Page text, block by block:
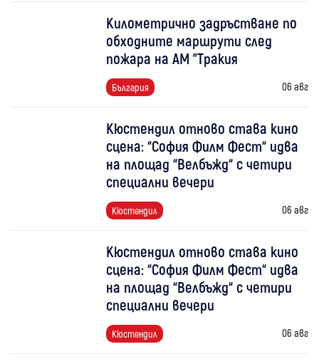
Километрично задръстване по
обходните маршрути след
пожара на АМ "Тракия
България 06 авг
Кюстендил отново става кино
сцена: “София Филм Фест“ идва
на площад “Велбъжд“ с четири
специални вечери
Кюстендил 06 авг
Кюстендил отново става кино
сцена: “София Филм Фест“ идва
на площад “Велбъжд“ с четири
специални вечери
Кюстендил 06 авг